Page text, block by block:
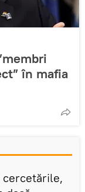
în mafia
cercetările,